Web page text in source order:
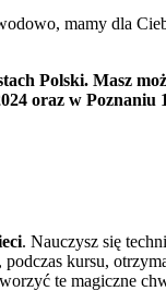
mamy dla
Polski. Masz
oraz w
. Nauczysz się
kursu,
te magiczne